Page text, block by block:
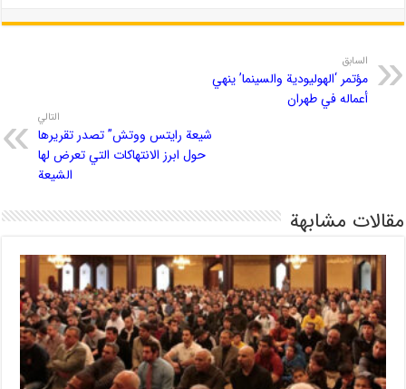
السابق
مؤتمر ‘الهوليودية والسينما’ ينهي
أعماله في طهران
التالي
شيعة رايتس ووتش” تصدر تقريرها
حول ابرز الانتهاكات التي تعرض لها
الشيعة
مقالات مشابهة